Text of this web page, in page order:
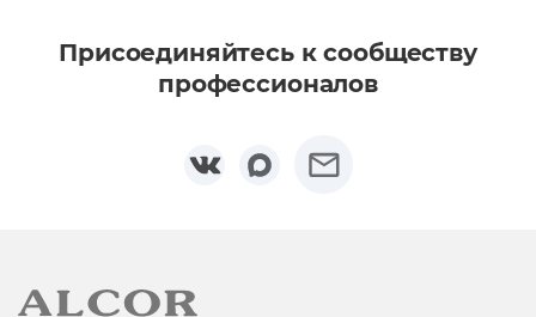
Присоединяйтесь к сообществу
профессионалов